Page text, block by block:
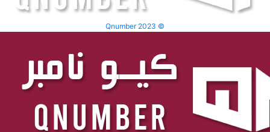
Qnumber 2023 ©